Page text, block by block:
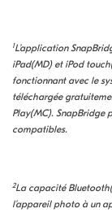
1L’application
iPad(MD) et iPod
fonctionnant avec le
téléchargée
Play(MC). SnapBridge
compatibles.
2La capacité
l’appareil photo à un